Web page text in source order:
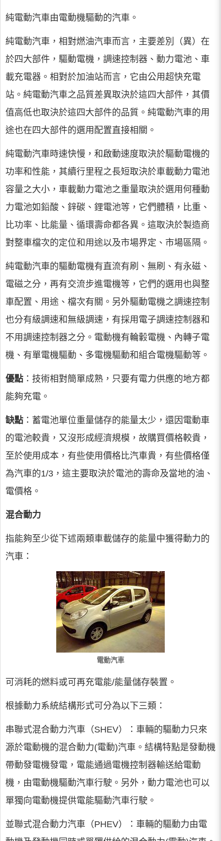
純電動汽車由電動機驅動的汽車。
純電動汽車，相對燃油汽車而言，主要差別（異）在
於四大部件，驅動電機，調速控制器、動力電池、車
載充電器。相對於加油站而言，它由公用超快充電
站。純電動汽車之品質差異取決於這四大部件，其價
值高低也取決於這四大部件的品質。純電動汽車的用
途也在四大部件的選用配置直接相關。
純電動汽車時速快慢，和啟動速度取決於驅動電機的
功率和性能，其續行里程之長短取決於車載動力電池
容量之大小，車載動力電池之重量取決於選用何種動
力電池如鉛酸、鋅碳、鋰電池等，它們體積，比重、
比功率、比能量、循環壽命都各異。這取決於製造商
對整車檔次的定位和用途以及市場界定、市場區隔。
純電動汽車的驅動電機有直流有刷、無刷、有永磁、
電磁之分，再有交流步進電機等，它們的選用也與整
車配置、用途、檔次有關。另外驅動電機之調速控制
也分有級調速和無級調速，有採用電子調速控制器和
不用調速控制器之分。電動機有輪轂電機、內轉子電
機、有單電機驅動、多電機驅動和組合電機驅動等。
優點 ：技術相對簡單成熟，只要有電力供應的地方都
能夠充電。
缺點 ：蓄電池單位重量儲存的能量太少，還因電動車
的電池較貴，又沒形成經濟規模，故購買價格較貴，
至於使用成本，有些使用價格比汽車貴，有些價格僅
為汽車的1/3，這主要取決於電池的壽命及當地的油、
電價格。
混合動力
指能夠至少從下述兩類車載儲存的能量中獲得動力的
汽車：
電動汽車
可消耗的燃料或可再充電能/能量儲存裝置。
根據動力系統結構形式可分為以下三類：
串聯式混合動力汽車（SHEV）：車輛的驅動力只來
源於電動機的混合動力(電動)汽車。結構特點是發動機
帶動發電機發電，電能通過電機控制器輸送給電動
機，由電動機驅動汽車行駛。另外，動力電池也可以
單獨向電動機提供電能驅動汽車行駛。
並聯式混合動力汽車（PHEV）：車輛的驅動力由電